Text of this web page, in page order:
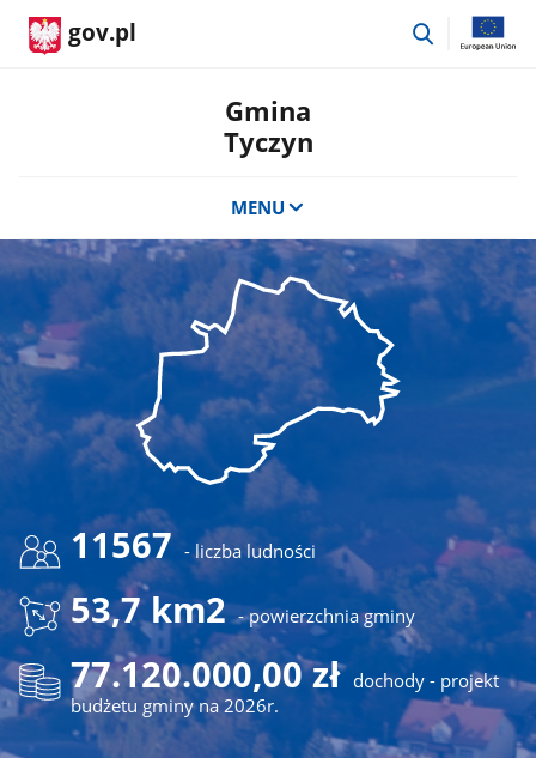
gov.pl
przejdź
Gmina
Tyczyn
MENU
11567 - liczba ludności
53,7 km2 - powierzchnia gminy
77.120.000,00 zł dochody - projekt
budżetu gminy na 2026r.